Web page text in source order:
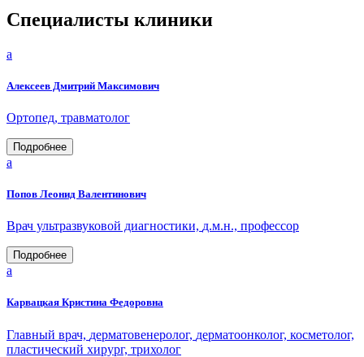
Специалисты клиники
a
Алексеев Дмитрий Максимович
Ортопед, травматолог
Подробнее
a
Попов Леонид Валентинович
Врач ультразвуковой диагностики, д.м.н., профессор
Подробнее
a
Карвацкая Кристина Федоровна
Главный врач, дерматовенеролог, дерматоонколог, косметолог,
пластический хирург, трихолог